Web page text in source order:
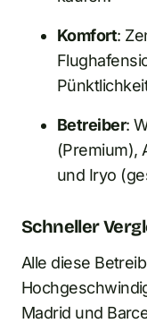
Komfort:
Betreiber:
(Premium),
und Iryo
Schneller
Alle diese
Madrid und